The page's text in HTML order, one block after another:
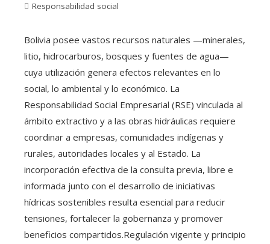
Responsabilidad social
Bolivia posee vastos recursos naturales —minerales,
litio, hidrocarburos, bosques y fuentes de agua—
cuya utilización genera efectos relevantes en lo
social, lo ambiental y lo económico. La
Responsabilidad Social Empresarial (RSE) vinculada al
ámbito extractivo y a las obras hidráulicas requiere
coordinar a empresas, comunidades indígenas y
rurales, autoridades locales y al Estado. La
incorporación efectiva de la consulta previa, libre e
informada junto con el desarrollo de iniciativas
hídricas sostenibles resulta esencial para reducir
tensiones, fortalecer la gobernanza y promover
beneficios compartidos.Regulación vigente y principio